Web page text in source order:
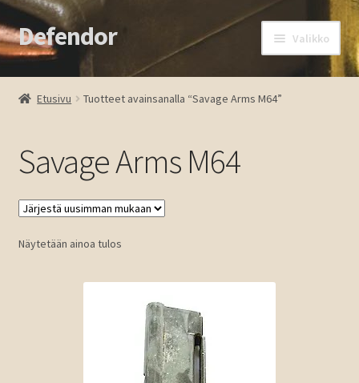
Siirry
navigointiin
Siirry
sisältöön
Defendor Valikko
Etusivu
Oma tili
Ostoskori
Tuotteet
Etusivu Tuotteet avainsanalla “Savage Arms M64”
Savage Arms M64
Näytetään ainoa tulos